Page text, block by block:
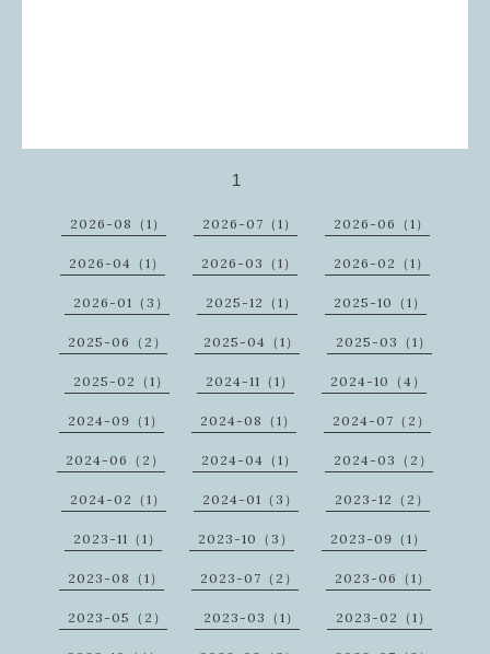
1
2026-08（1） 2026-07（1） 2026-06（1）
2026-04（1） 2026-03（1） 2026-02（1）
2026-01（3） 2025-12（1） 2025-10（1）
2025-06（2） 2025-04（1） 2025-03（1）
2025-02（1） 2024-11（1） 2024-10（4）
2024-09（1） 2024-08（1） 2024-07（2）
2024-06（2） 2024-04（1） 2024-03（2）
2024-02（1） 2024-01（3） 2023-12（2）
2023-11（1） 2023-10（3） 2023-09（1）
2023-08（1） 2023-07（2） 2023-06（1）
2023-05（2） 2023-03（1） 2023-02（1）